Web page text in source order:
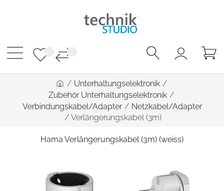
/ Unterhaltungselektronik /
Zubehör Unterhaltungselektronik /
Verbindungskabel/Adapter/ Netzkabel/Adapter
/ Verlängerungskabel (3m)
Hama Verlängerungskabel (3m) (weiss)